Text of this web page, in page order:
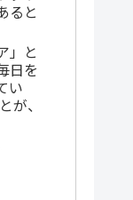
ると
」と
日を
い
が、